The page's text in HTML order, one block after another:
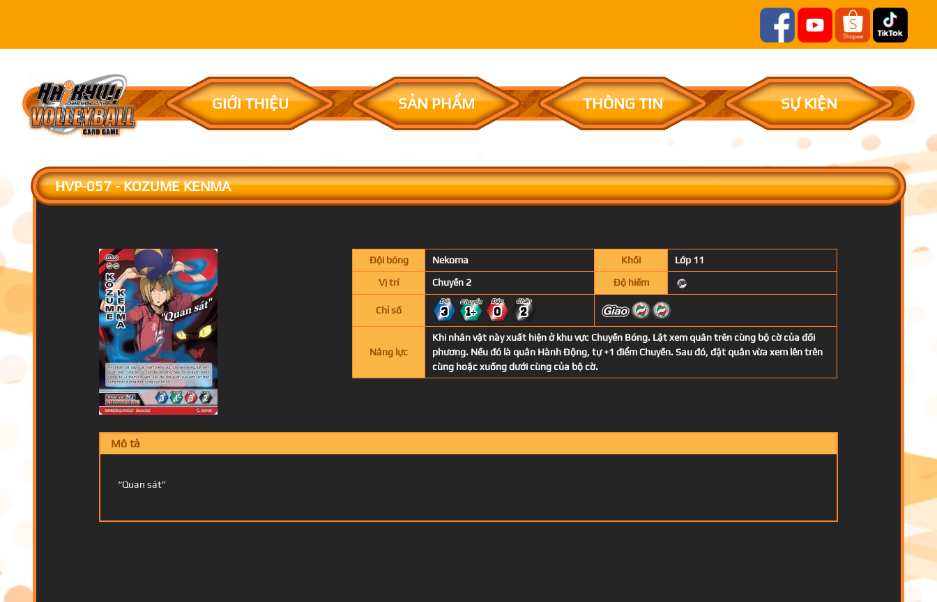
GIỚI THIỆU SẢN PHẨM THÔNG TIN SỰ KIỆN
HVP-057 - KOZUME KENMA
Đội bóng Nekoma Khối
Lớp 11
Vị trí
Chuyền 2 Độ hiếm
Chỉ số 3 1+ 0 2
Năng lực
Khi nhân vật này xuất hiện ở khu vực Chuyền Bóng. Lật xem quân trên cùng bộ cờ của đối
phương. Nếu đó là quân Hành Động, tự +1 điểm Chuyền. Sau đó, đặt quân vừa xem lên trên
cùng hoặc xuống dưới cùng của bộ cờ.
Mô tả
“Quan sát”